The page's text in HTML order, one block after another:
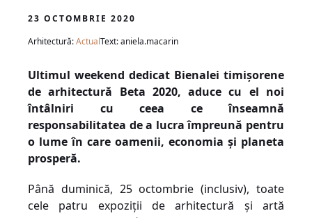
23 OCTOMBRIE 2020
Arhitectură:ActualText: aniela.macarin
Ultimul weekend dedicat Bienalei timișorene
de arhitectură Beta 2020, aduce cu el noi
întâlniri cu ceea ce înseamnă
responsabilitatea de a lucra împreună pentru
o lume în care oamenii, economia și planeta
prosperă.
Până duminică, 25 octombrie (inclusiv), toate
cele patru expoziții de arhitectură și artă